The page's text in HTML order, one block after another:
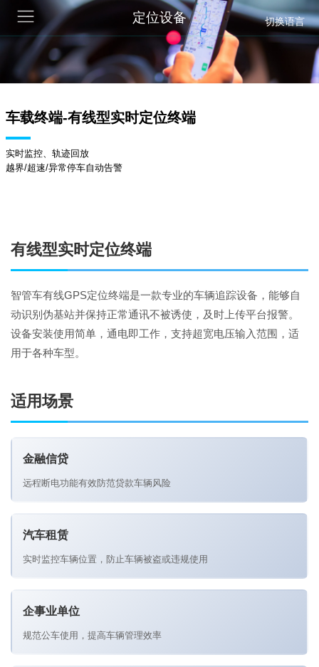
定位设备 切换语言
车载终端-有线型实时定位终端
实时监控、轨迹回放
越界/超速/异常停车自动告警
有线型实时定位终端
智管车有线GPS定位终端是一款专业的车辆追踪设备，能够自
动识别伪基站并保持正常通讯不被诱使，及时上传平台报警。
设备安装使用简单，通电即工作，支持超宽电压输入范围，适
用于各种车型。
适用场景
金融信贷
远程断电功能有效防范贷款车辆风险
汽车租赁
实时监控车辆位置，防止车辆被盗或违规使用
企事业单位
规范公车使用，提高车辆管理效率